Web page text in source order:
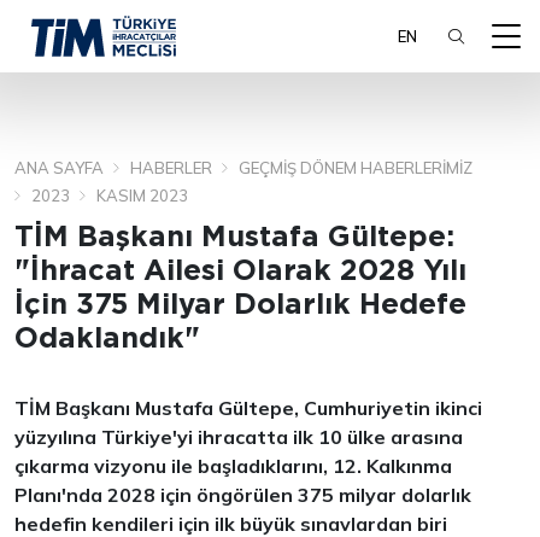
EN
ARA
ANA SAYFA HABERLER
GEÇMIŞ DÖNEM HABERLERIMIZ
2023
KASIM 2023
TİM Başkanı Mustafa Gültepe:
"İhracat Ailesi Olarak 2028 Yılı
İçin 375 Milyar Dolarlık Hedefe
Odaklandık"
TİM Başkanı Mustafa Gültepe, Cumhuriyetin ikinci
yüzyılına Türkiye'yi ihracatta ilk 10 ülke arasına
çıkarma vizyonu ile başladıklarını, 12. Kalkınma
Planı'nda 2028 için öngörülen 375 milyar dolarlık
hedefin kendileri için ilk büyük sınavlardan biri